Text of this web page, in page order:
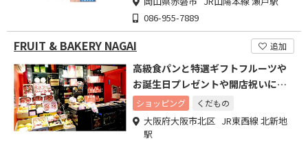
086-955-7889
FRUIT & BAKERY NAGAI 追加
高級食パンと特選ギフトフルーツや
お誕生日プレゼントや開店祝いにフ
ルーツカービング始めました
ショッピング くだもの
大阪府大阪市北区 JR東西線 北新地
駅